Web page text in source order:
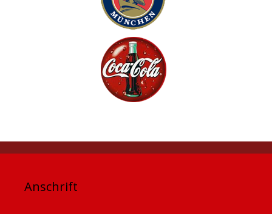
Anschrift